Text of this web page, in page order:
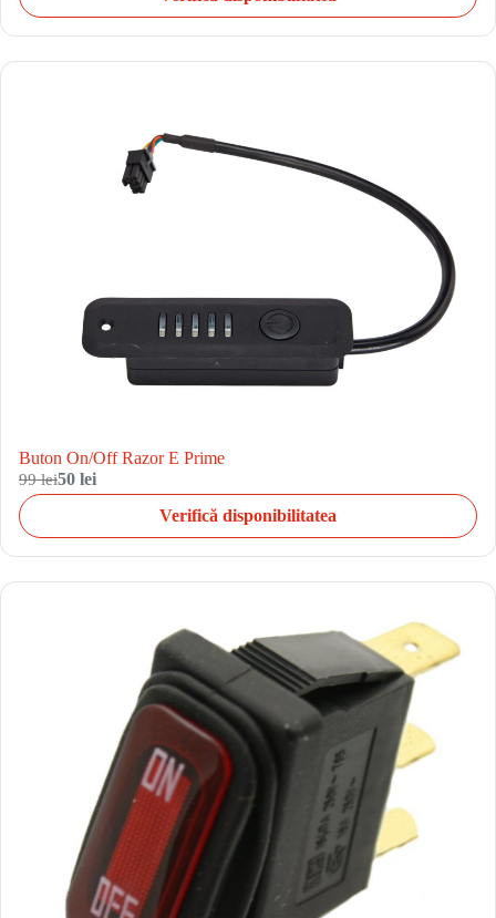
Buton On/Off Razor E Prime
99 lei50 lei
Verifică disponibilitatea